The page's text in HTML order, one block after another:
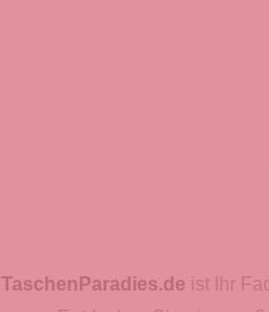
TaschenParadies.de ist Ihr